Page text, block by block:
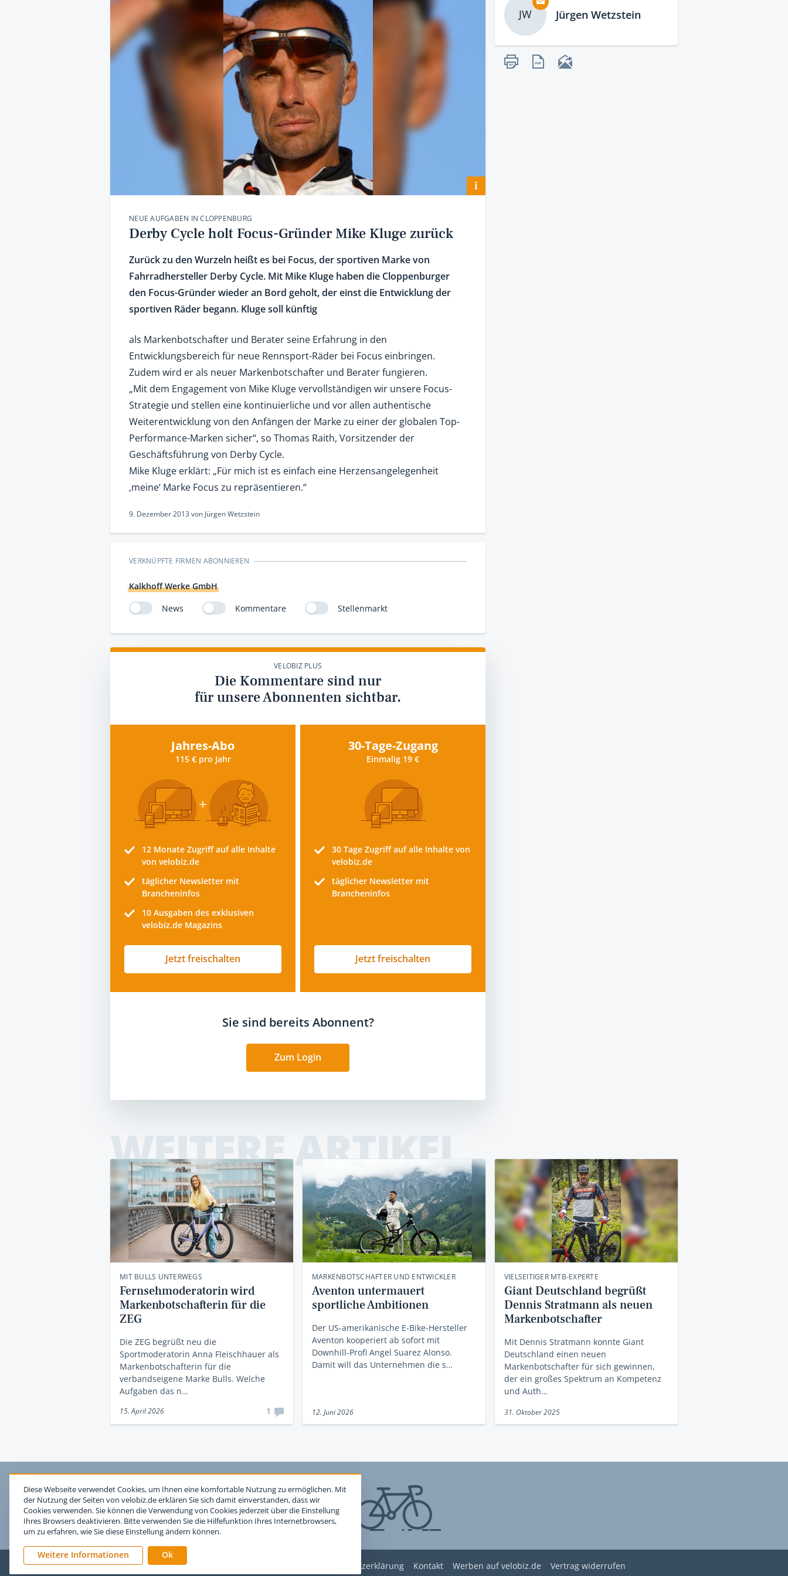
i
NEUE AUFGABEN IN CLOPPENBURG
Derby Cycle holt Focus-Gründer Mike Kluge zurück
Zurück zu den Wurzeln heißt es bei Focus, der sportiven Marke von
Fahrradhersteller Derby Cycle. Mit Mike Kluge haben die Cloppenburger
den Focus-Gründer wieder an Bord geholt, der einst die Entwicklung der
sportiven Räder begann. Kluge soll künftig
als Markenbotschafter und Berater seine Erfahrung in den
Entwicklungsbereich für neue Rennsport-Räder bei Focus einbringen.
Zudem wird er als neuer Markenbotschafter und Berater fungieren.
„Mit dem Engagement von Mike Kluge vervollständigen wir unsere Focus-
Strategie und stellen eine kontinuierliche und vor allen authentische
Weiterentwicklung von den Anfängen der Marke zu einer der globalen Top-
Performance-Marken sicher“, so Thomas Raith, Vorsitzender der
Geschäftsführung von Derby Cycle.
Mike Kluge erklärt: „Für mich ist es einfach eine Herzensangelegenheit
‚meine‘ Marke Focus zu repräsentieren.“
9. Dezember 2013 von Jürgen Wetzstein
VERKNÜPFTE FIRMEN ABONNIEREN
Kalkhoff Werke GmbH
News
Kommentare Stellenmarkt
VELOBIZ PLUS
Die Kommentare sind nur
für unsere Abonnenten sichtbar.
Jahres-Abo
115 € pro Jahr
12 Monate Zugriff auf alle Inhalte
von velobiz.de
täglicher Newsletter mit
Brancheninfos
10 Ausgaben des exklusiven
velobiz.de Magazins
Jetzt freischalten
30-Tage-Zugang
Einmalig 19 €
30 Tage Zugriff auf alle Inhalte von
velobiz.de
täglicher Newsletter mit
Brancheninfos
Jetzt freischalten
Sie sind bereits Abonnent?
Zum Login
JW Jürgen Wetzstein
WEITERE ARTIKEL
MIT BULLS UNTERWEGS
Fernsehmoderatorin wird
Markenbotschafterin für die
ZEG
Die ZEG begrüßt neu die
Sportmoderatorin Anna Fleischhauer als
Markenbotschafterin für die
verbandseigene Marke Bulls. Welche
Aufgaben das n…
15. April 2026 1
MARKENBOTSCHAFTER UND ENTWICKLER
Aventon untermauert
sportliche Ambitionen
Der US-amerikanische E-Bike-Hersteller
Aventon kooperiert ab sofort mit
Downhill-Profi Angel Suarez Alonso.
Damit will das Unternehmen die s…
12. Juni 2026
VIELSEITIGER MTB-EXPERTE
Giant Deutschland begrüßt
Dennis Stratmann als neuen
Markenbotschafter
Mit Dennis Stratmann konnte Giant
Deutschland einen neuen
Markenbotschafter für sich gewinnen,
der ein großes Spektrum an Kompetenz
und Auth…
31. Oktober 2025
Diese Webseite verwendet Cookies, um Ihnen eine komfortable Nutzung zu ermöglichen. Mit
der Nutzung der Seiten von velobiz.de erklären Sie sich damit einverstanden, dass wir
Cookies verwenden. Sie können die Verwendung von Cookies jederzeit über die Einstellung
Ihres Browsers deaktivieren. Bitte verwenden Sie die Hilfefunktion Ihres Internetbrowsers,
um zu erfahren, wie Sie diese Einstellung ändern können.
Weitere Informationen
Ok
Impressum
Datenschutzerklärung Kontakt Werben auf velobiz.de Vertrag widerrufen